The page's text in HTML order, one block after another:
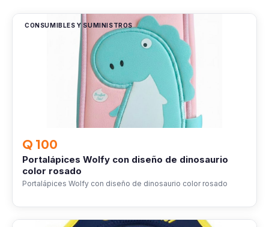
CONSUMIBLES Y SUMINISTROS
Q 100
Portalápices Wolfy con diseño de dinosaurio
color rosado
Portalápices Wolfy con diseño de dinosaurio color rosado